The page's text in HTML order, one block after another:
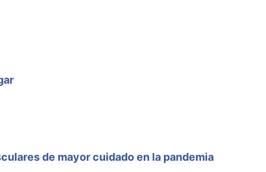
de mayor cuidado en la pandemia